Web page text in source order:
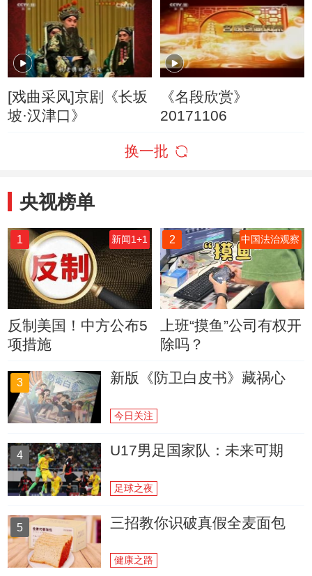
[戏曲采风]京剧《长坂
坡·汉津口》
《名段欣赏》
20171106
换一批
央视榜单
1 新闻1+1
反制美国！中方公布5
项措施
2 中国法治观察
上班“摸鱼”公司有权开
除吗？
3 新版《防卫白皮书》藏祸心
今日关注
4 U17男足国家队：未来可期
足球之夜
5 三招教你识破真假全麦面包
健康之路